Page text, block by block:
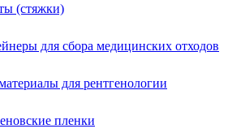
(стяжки)
для сбора медицинских отходов
для рентгенологии
пленки